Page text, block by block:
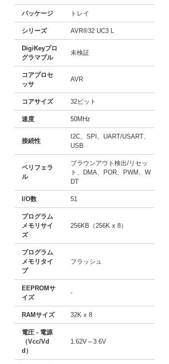
パッケージ トレイ
シリーズ AVR®32 UC3 L
DigiKeyプロ
グラマブル
未検証
コアプロセ
ッサ
AVR
コアサイズ 32ビット
速度 50MHz
接続性
I2C、SPI、UART/USART、
USB
ペリフェラ
ル
ブラウンアウト検出/リセッ
ト、DMA、POR、PWM、W
DT
I/O数 51
プログラム
メモリサイ
ズ
256KB（256K x 8）
プログラム
メモリタイ
プ
フラッシュ
EEPROMサ
イズ
-
RAMサイズ 32K x 8
電圧 - 電源
（Vcc/Vd
d）
1.62V～3.6V